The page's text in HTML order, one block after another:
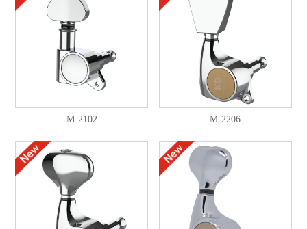
M-2102 M-2206